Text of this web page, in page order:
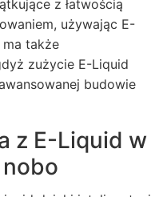
z łatwością
używając E-
także
zużycie E-Liquid
budowie
z E-Liquid w